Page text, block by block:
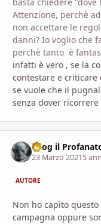
Attenzione, perchè
non accettare le
danni? Io voglio che
perchè tanto è
infatti è vero , se la
contestare e criticare
se vuole che il
senza dover ricorrere
Azog il
23 Marzo 20215
AUTORE
Non ho capito
campagna oppure